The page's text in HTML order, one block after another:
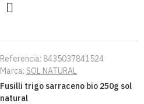
Referencia: 8435037841524
Marca: SOL NATURAL
Fusilli trigo sarraceno bio 250g sol
natural